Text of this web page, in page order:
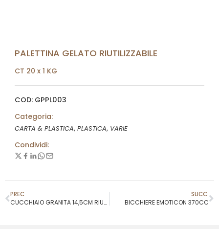
PALETTINA GELATO RIUTILIZZABILE
CT 20 x 1 KG
COD: GPPL003
Categoria:
CARTA & PLASTICA, PLASTICA, VARIE
Condividi:
PREC
CUCCHIAIO GRANITA 14,5CM RIUTILIZZABILE
SUCC.
BICCHIERE EMOTICON 370CC